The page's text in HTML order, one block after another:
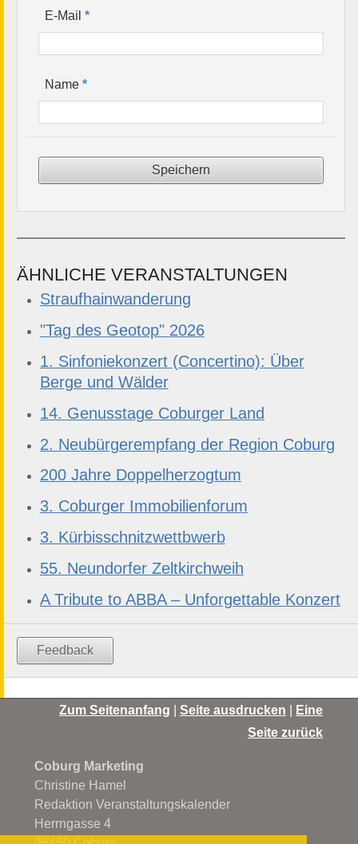
E-Mail*
Name*
ÄHNLICHE VERANSTALTUNGEN
Straufhainwanderung
"Tag des Geotop" 2026
1. Sinfoniekonzert (Concertino): Über
Berge und Wälder
14. Genusstage Coburger Land
2. Neubürgerempfang der Region Coburg
200 Jahre Doppelherzogtum
3. Coburger Immobilienforum
3. Kürbisschnitzwettbwerb
55. Neundorfer Zeltkirchweih
A Tribute to ABBA – Unforgettable Konzert
Feedback
Zum Seitenanfang |Seite ausdrucken
Eine
Seite zurück
Coburg Marketing
Christine Hamel
Redaktion Veranstaltungskalender
Herrngasse 4